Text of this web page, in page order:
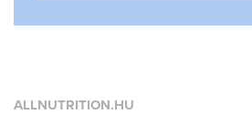
ALLNUTRITION.HU